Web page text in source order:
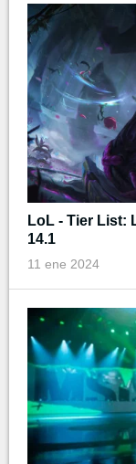
LoL - Tier List:
14.1
11 ene 2024